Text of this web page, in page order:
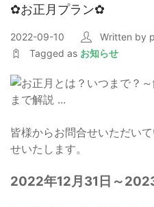
✿お正月プラン✿
2022-09-10 Written by
Tagged as お知らせ
皆様からお問合せいただい
せいたします。
2022年12月31日～